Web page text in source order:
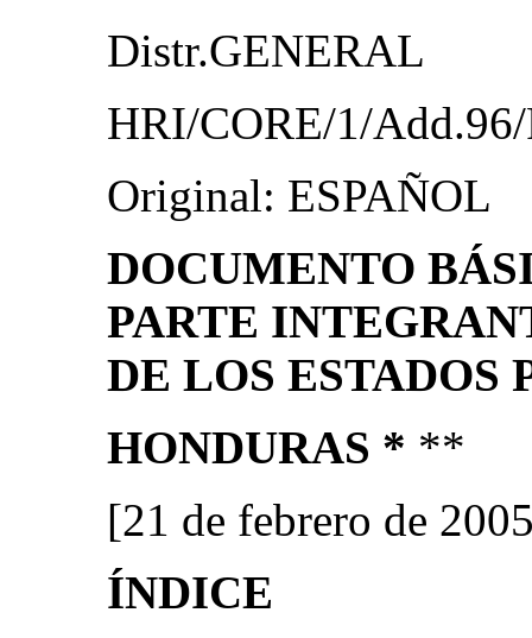
Distr.GENERAL
HRI/CORE/1/Add.96/
Original: ESPAÑOL
DOCUMENTO
PARTE
DE LOS ESTADOS
HONDURAS * **
[21 de febrero de
ÍNDICE